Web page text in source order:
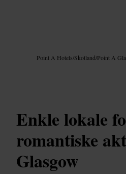
Point A Hotels/Skotland/Point A
Enkle lokale
romantiske
Glasgow